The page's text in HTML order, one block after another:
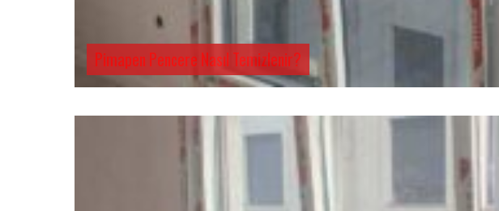
Pimapen Pencere Nasıl Temizlenir?